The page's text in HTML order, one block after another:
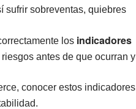
sufrir sobreventas, quiebres
los indicadores
antes de que ocurran y
conocer estos indicadores